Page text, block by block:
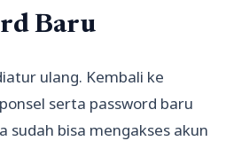
Baru
ulang. Kembali ke
serta password baru
sudah bisa mengakses akun